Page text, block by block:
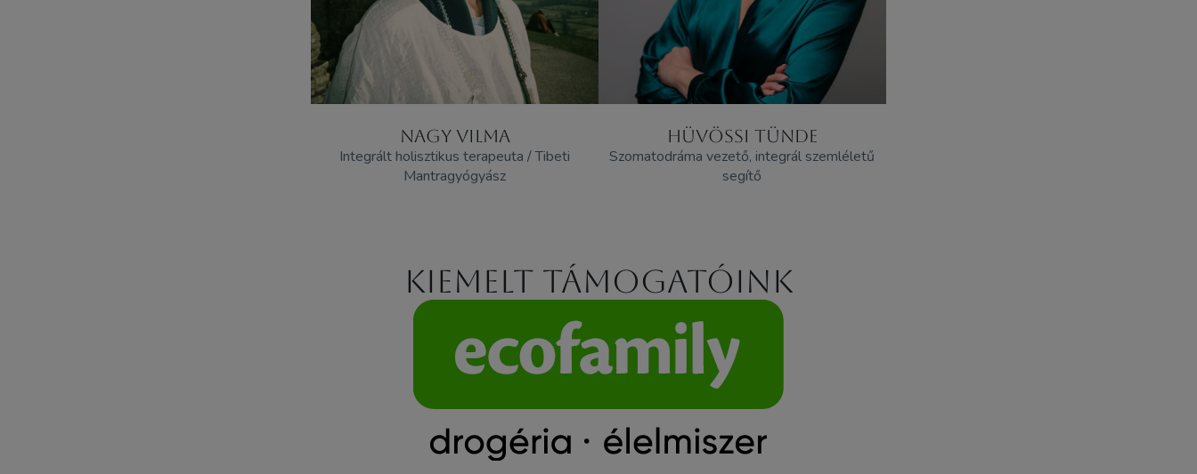
NAGY VILMA
Integrált holisztikus terapeuta / Tibeti
Mantragyógyász
HÜVÖSSI TÜNDE
Szomatodráma vezető, integrál szemléletű
segítő
Kiemelt támogatóink